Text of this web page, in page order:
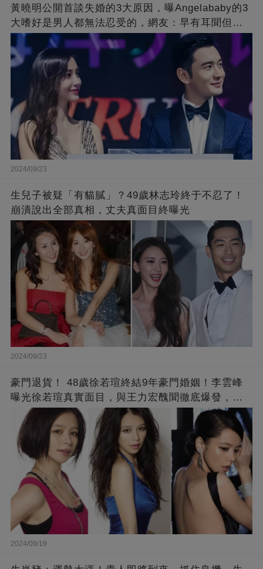
黃曉明公開首談失婚的3大原因，曝Angelababy的3
大嗜好是男人都無法忍受的，網友：早有耳聞但想
不到那麼嚴重！
2024/09/23
生兒子被疑「有貓膩」？49歲林志玲終于不忍了！
崩潰說出全部真相，丈夫真面目終曝光
2024/09/23
豪門退貨！ 48歲徐若瑄終結9年豪門婚姻！李雲峰
曝光徐若瑄真實面目，與王力宏醜聞徹底爆發，原
來李靚蕾說的都是真的 ！
2024/09/19